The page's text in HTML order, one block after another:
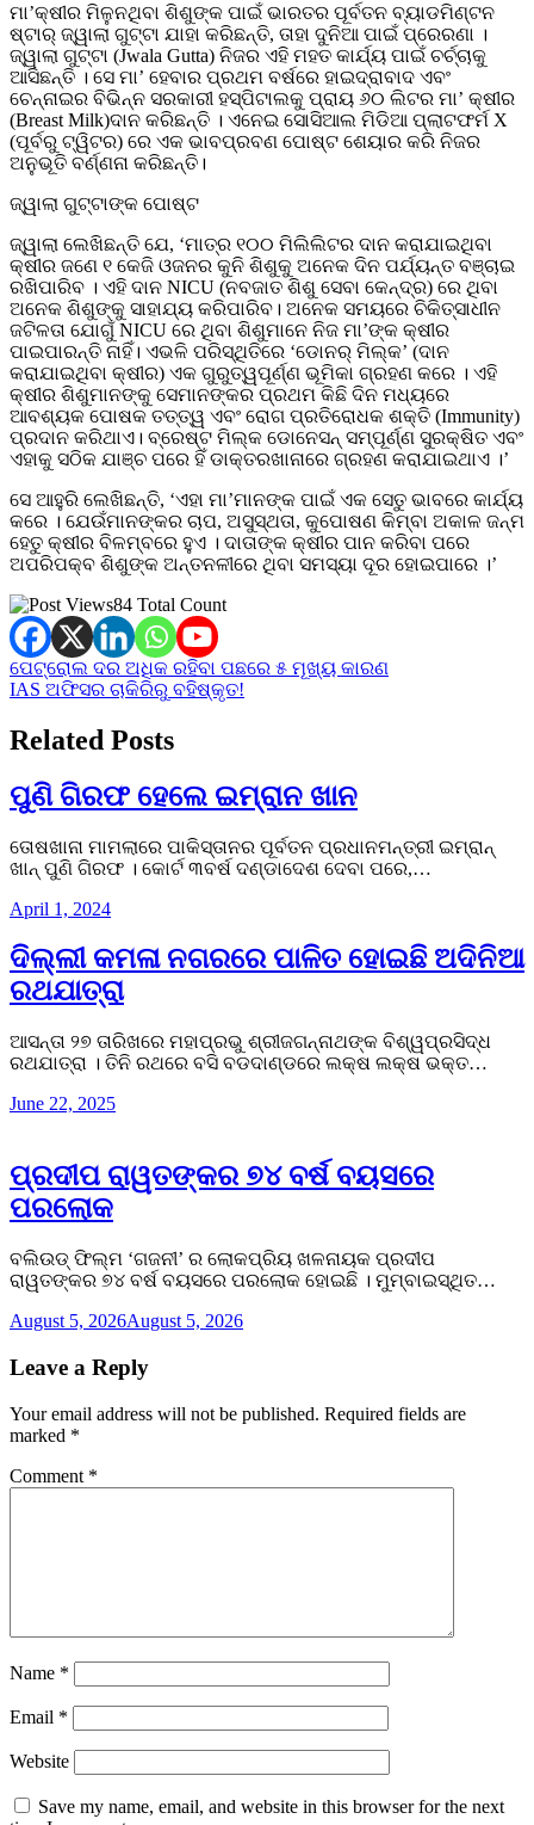
ମା’କ୍ଷୀର ମିଳୁନଥିବା ଶିଶୁଙ୍କ ପାଇଁ ଭାରତର ପୂର୍ବତନ ବ୍ୟାଡମିଣ୍ଟନ
ଷ୍ଟାର୍ ଜ୍ୱାଲା ଗୁଟ୍ଟା ଯାହା କରିଛନ୍ତି, ତାହା ଦୁନିଆ ପାଇଁ ପ୍ରେରଣା ।
ଜ୍ୱାଲା ଗୁଟ୍ଟା (Jwala Gutta) ନିଜର ଏହି ମହତ କାର୍ଯ୍ୟ ପାଇଁ ଚର୍ଚ୍ଚାକୁ
ଆସିଛନ୍ତି । ସେ ମା’ ହେବାର ପ୍ରଥମ ବର୍ଷରେ ହାଇଦ୍ରାବାଦ ଏବଂ
ଚେନ୍ନାଇର ବିଭିନ୍ନ ସରକାରୀ ହସ୍ପିଟାଲକୁ ପ୍ରାୟ ୬୦ ଲିଟର ମା’ କ୍ଷୀର
(Breast Milk)ଦାନ କରିଛନ୍ତି । ଏନେଇ ସୋସିଆଲ ମିଡିଆ ପ୍ଲାଟଫର୍ମ X
(ପୂର୍ବରୁ ଟ୍ୱିଟର) ରେ ଏକ ଭାବପ୍ରବଣ ପୋଷ୍ଟ ଶେୟାର କରି ନିଜର
ଅନୁଭୂତି ବର୍ଣ୍ଣନା କରିଛନ୍ତି।
ଜ୍ୱାଲା ଗୁଟ୍ଟାଙ୍କ ପୋଷ୍ଟ
ଜ୍ୱାଲା ଲେଖିଛନ୍ତି ଯେ, ‘ମାତ୍ର ୧୦୦ ମିଲିଲିଟର ଦାନ କରାଯାଇଥିବା
କ୍ଷୀର ଜଣେ ୧ କେଜି ଓଜନର କୁନି ଶିଶୁକୁ ଅନେକ ଦିନ ପର୍ଯ୍ୟନ୍ତ ବଞ୍ଚାଇ
ରଖିପାରିବ । ଏହି ଦାନ NICU (ନବଜାତ ଶିଶୁ ସେବା କେନ୍ଦ୍ର) ରେ ଥିବା
ଅନେକ ଶିଶୁଙ୍କୁ ସାହାଯ୍ୟ କରିପାରିବ। ଅନେକ ସମୟରେ ଚିକିତ୍ସାଧୀନ
ଜଟିଳତା ଯୋଗୁଁ NICU ରେ ଥିବା ଶିଶୁମାନେ ନିଜ ମା’ଙ୍କ କ୍ଷୀର
ପାଇପାରନ୍ତି ନାହିଁ। ଏଭଳି ପରିସ୍ଥିତିରେ ‘ଡୋନର୍ ମିଲ୍କ’ (ଦାନ
କରାଯାଇଥିବା କ୍ଷୀର) ଏକ ଗୁରୁତ୍ୱପୂର୍ଣ୍ଣ ଭୂମିକା ଗ୍ରହଣ କରେ । ଏହି
କ୍ଷୀର ଶିଶୁମାନଙ୍କୁ ସେମାନଙ୍କର ପ୍ରଥମ କିଛି ଦିନ ମଧ୍ୟରେ
ଆବଶ୍ୟକ ପୋଷକ ତତ୍ତ୍ୱ ଏବଂ ରୋଗ ପ୍ରତିରୋଧକ ଶକ୍ତି (Immunity)
ପ୍ରଦାନ କରିଥାଏ। ବ୍ରେଷ୍ଟ ମିଲ୍କ ଡୋନେସନ୍ ସମ୍ପୂର୍ଣ୍ଣ ସୁରକ୍ଷିତ ଏବଂ
ଏହାକୁ ସଠିକ ଯାଞ୍ଚ ପରେ ହିଁ ଡାକ୍ତରଖାନାରେ ଗ୍ରହଣ କରାଯାଇଥାଏ ।’
ସେ ଆହୁରି ଲେଖିଛନ୍ତି, ‘ଏହା ମା’ମାନଙ୍କ ପାଇଁ ଏକ ସେତୁ ଭାବରେ କାର୍ଯ୍ୟ
କରେ । ଯେଉଁମାନଙ୍କର ଚାପ, ଅସୁସ୍ଥତା, କୁପୋଷଣ କିମ୍ବା ଅକାଳ ଜନ୍ମ
ହେତୁ କ୍ଷୀର ବିଳମ୍ବରେ ହୁଏ । ଦାତାଙ୍କ କ୍ଷୀର ପାନ କରିବା ପରେ
ଅପରିପକ୍ବ ଶିଶୁଙ୍କ ଅନ୍ତନଳୀରେ ଥିବା ସମସ୍ୟା ଦୂର ହୋଇପାରେ ।’
84 Total Count
Post
navigation
ପେଟ୍ରୋଲ ଦର ଅଧିକ ରହିବା ପଛରେ ୫ ମୂଖ୍ୟ କାରଣ
IAS ଅଫିସର ଚାକିରିରୁ ବହିଷ୍କୃତ!
Related Posts
ପୁଣି ଗିରଫ ହେଲେ ଇମ୍ରାନ ଖାନ
ତୋଷଖାନା ମାମଲାରେ ପାକିସ୍ତାନର ପୂର୍ବତନ ପ୍ରଧାନମନ୍ତ୍ରୀ ଇମ୍ରାନ୍
ଖାନ୍ ପୁଣି ଗିରଫ । କୋର୍ଟ ୩ବର୍ଷ ଦଣ୍ଡାଦେଶ ଦେବା ପରେ,…
April 1, 2024
ଦିଲ୍ଲୀ କମଳା ନଗରରେ ପାଳିତ ହୋଇଛି ଅଦିନିଆ
ରଥଯାତ୍ରା
ଆସନ୍ତା ୨୭ ତାରିଖରେ ମହାପ୍ରଭୁ ଶ୍ରୀଜଗନ୍ନାଥଙ୍କ ବିଶ୍ୱପ୍ରସିଦ୍ଧ
ରଥଯାତ୍ରା । ତିନି ରଥରେ ବସି ବଡଦାଣ୍ଡରେ ଲକ୍ଷ ଲକ୍ଷ ଭକ୍ତ…
June 22, 2025
ପ୍ରଦୀପ ରାୱତଙ୍କର ୭୪ ବର୍ଷ ବୟସରେ
ପରଲୋକ
ବଲିଉଡ୍ ଫିଲ୍ମ ‘ଗଜନୀ’ ର ଲୋକପ୍ରିୟ ଖଳନାୟକ ପ୍ରଦୀପ
ରାୱତଙ୍କର ୭୪ ବର୍ଷ ବୟସରେ ପରଲୋକ ହୋଇଛି । ମୁମ୍ବାଇସ୍ଥିତ…
August 5, 2026August 5, 2026
Leave a Reply
Your email address will not be published. Required fields are
marked *
Comment *
Name *
Email *
Website
Save my name, email, and website in this browser for the next